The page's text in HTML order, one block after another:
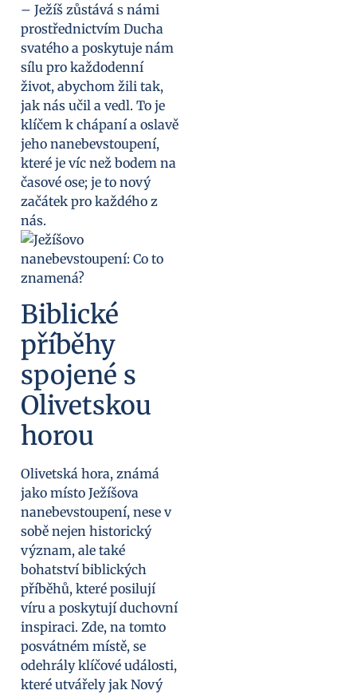
– Ježíš zůstává s námi
prostřednictvím Ducha
svatého a poskytuje nám
sílu pro každodenní
život, abychom žili tak,
jak nás učil a vedl. To je
klíčem k chápaní a oslavě
jeho nanebevstoupení,
které je víc než bodem na
časové ose; je to nový
začátek pro každého z
nás.
Biblické
příběhy
spojené s
Olivetskou
horou
Olivetská hora, známá
jako místo Ježíšova
nanebevstoupení, nese v
sobě nejen historický
význam, ale také
bohatství biblických
příběhů, které posilují
víru a poskytují duchovní
inspiraci. Zde, na tomto
posvátném místě, se
odehrály klíčové události,
které utvářely jak Nový